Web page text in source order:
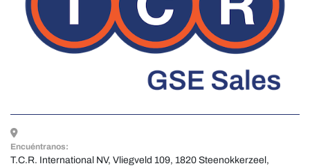
Encuéntranos:
T.C.R. International NV, Vliegveld 109, 1820 Steenokkerzeel,